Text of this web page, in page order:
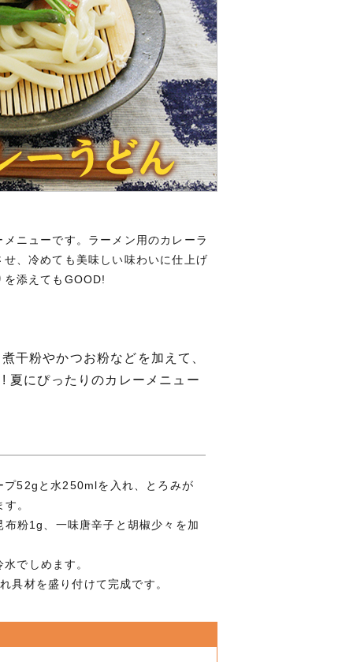
ニューです。ラーメン用のカレーラ
、冷めても美味しい味わいに仕上げ
を添えてもGOOD!
干粉やかつお粉などを加えて、
夏にぴったりのカレーメニュー
52gと水250mlを入れ、とろみが
。
粉1g、一味唐辛子と胡椒少々を加
でしめます。
具材を盛り付けて完成です。